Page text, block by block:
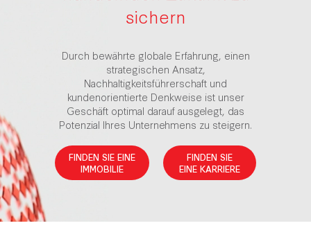
sichern
Durch bewährte globale Erfahrung, einen
strategischen Ansatz,
Nachhaltigkeitsführerschaft und
kundenorientierte Denkweise ist unser
Geschäft optimal darauf ausgelegt, das
Potenzial Ihres Unternehmens zu steigern.
FINDEN SIE EINE
IMMOBILIE
FINDEN SIE
EINE KARRIERE